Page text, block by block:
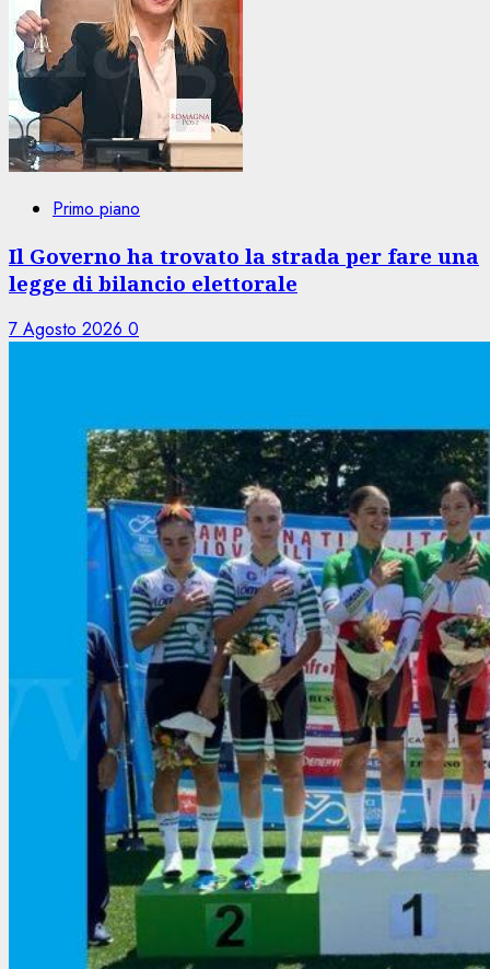
Primo piano
Il Governo ha trovato la strada per fare una
legge di bilancio elettorale
7 Agosto 2026 0